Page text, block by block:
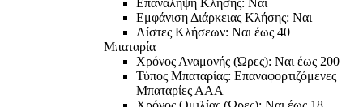
Επανάληψη Κλήσης: Ναι
Εμφάνιση Διάρκειας Κλήσης: Ναι
Λίστες Κλήσεων: Ναι έως 40
Μπαταρία
Χρόνος Αναμονής (Ώρες): Ναι έως 200
Τύπος Μπαταρίας: Επαναφορτιζόμενες
Μπαταρίες ΑΑΑ